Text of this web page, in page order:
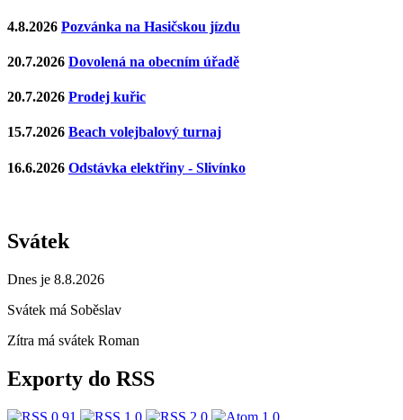
4.8.2026 Pozvánka na Hasičskou jízdu
20.7.2026 Dovolená na obecním úřadě
20.7.2026 Prodej kuřic
15.7.2026 Beach volejbalový turnaj
16.6.2026 Odstávka elektřiny - Slivínko
Svátek
Dnes je 8.8.2026
Svátek má Soběslav
Zítra má svátek Roman
Exporty do RSS